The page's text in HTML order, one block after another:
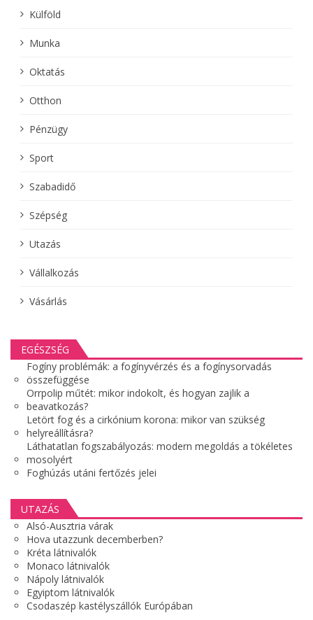
Külföld
Munka
Oktatás
Otthon
Pénzügy
Sport
Szabadidő
Szépség
Utazás
Vállalkozás
Vásárlás
EGÉSZSÉG
Fogíny problémák: a fogínyvérzés és a fogínysorvadás
összefüggése
Orrpolip műtét: mikor indokolt, és hogyan zajlik a
beavatkozás?
Letört fog és a cirkónium korona: mikor van szükség
helyreállításra?
Láthatatlan fogszabályozás: modern megoldás a tökéletes
mosolyért
Foghúzás utáni fertőzés jelei
UTAZÁS
Alsó-Ausztria várak
Hova utazzunk decemberben?
Kréta látnivalók
Monaco látnivalók
Nápoly látnivalók
Egyiptom látnivalók
Csodaszép kastélyszállók Európában